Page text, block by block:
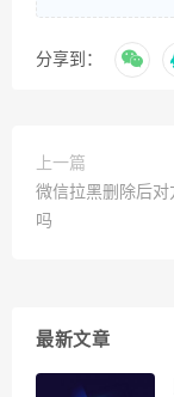
分享到：
上一篇
微信拉黑删除后对
吗
最新文章